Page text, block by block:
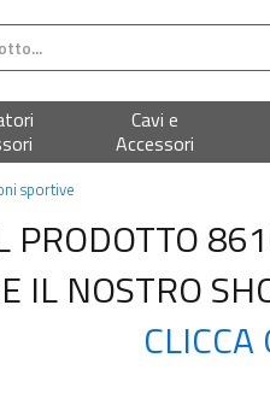
Cavi e
Accessori
sportive
PRODOTTO
IL NOSTRO
CLICCA